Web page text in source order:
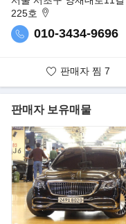
쿠페는 카이엔을 기반으로
스타일을 적용해 차별화했
체 높이는 20㎜ 줄었다. 새
포일러를 채택했다. 이 품
속도에서 135㎜까지 확장
225호
010-3434-9696
판매자 찜 7
판매자 보유매물